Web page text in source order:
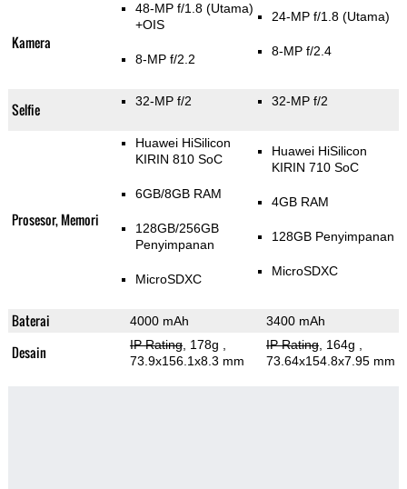
Kamera
48-MP f/1.8 (Utama)
+OIS
8-MP f/2.2
24-MP f/1.8 (Utama)
8-MP f/2.4
Selfie 32-MP f/2 32-MP f/2
Prosesor, Memori
Huawei HiSilicon
KIRIN 810 SoC
6GB/8GB RAM
128GB/256GB
Penyimpanan
MicroSDXC
Huawei HiSilicon
KIRIN 710 SoC
4GB RAM
128GB Penyimpanan
MicroSDXC
Baterai 4000 mAh 3400 mAh
Desain IP Rating, 178g
73.9x156.1x8.3 mm
IP Rating, 164g
73.64x154.8x7.95 mm